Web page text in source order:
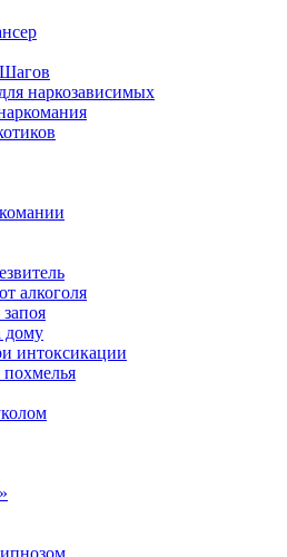
наркозависимых
алкоголя
дому
интоксикации